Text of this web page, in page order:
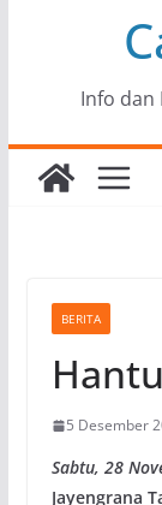
Info dan
BERITA
5 Desember
Sabtu, 28
Jayengrana